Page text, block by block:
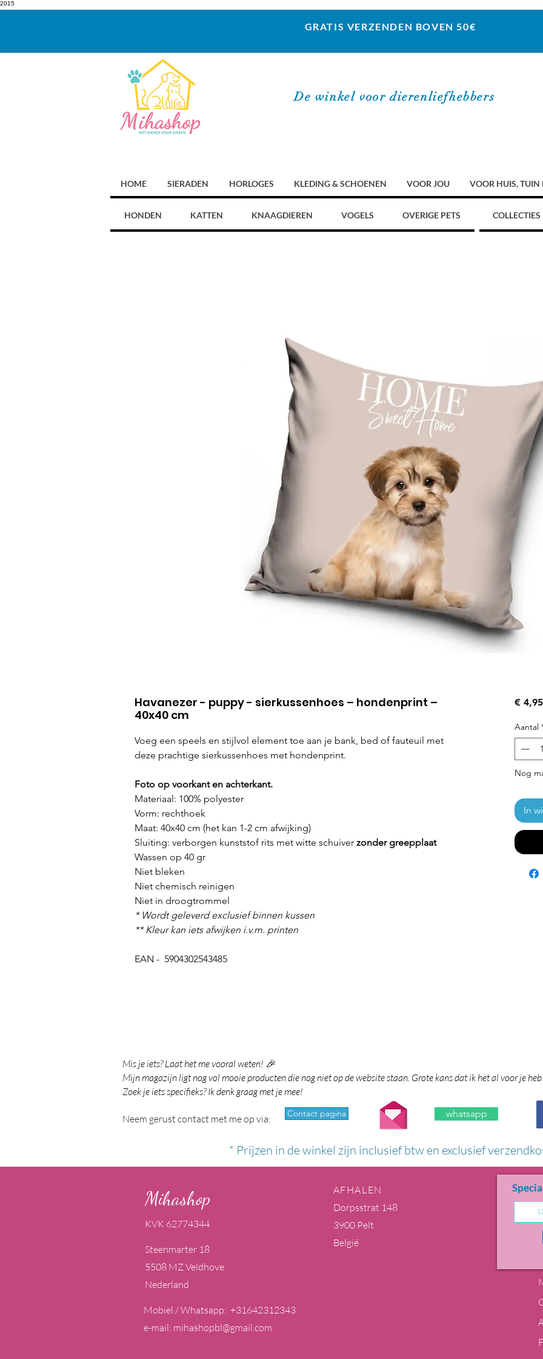
2015
GRATIS VERZENDEN BOVEN 50€
De winkel voor dierenliefhebbers
HOME SIERADEN HORLOGES KLEDING & SCHOENEN VOOR JOU VOOR HUIS, TUIN
HONDEN KATTEN KNAAGDIEREN VOGELS OVERIGE PETS COLLECTIES
Havanezer - puppy - sierkussenhoes – hondenprint –
40x40 cm
Voeg een speels en stijlvol element toe aan je bank, bed of fauteuil met
deze prachtige sierkussenhoes met hondenprint.
Foto op voorkant en achterkant.
Materiaal: 100% polyester
Vorm: rechthoek
Maat: 40x40 cm (het kan 1-2 cm afwijking)
Sluiting: verborgen kunststof rits met witte schuiver zonder greepplaat
Wassen op 40 gr
Niet bleken
Niet chemisch reinigen
Niet in droogtrommel
* Wordt geleverd exclusief binnen kussen
** Kleur kan iets afwijken i.v.m. printen
EAN - 5904302543485
€ 4,95
Aantal
Nog
In
Mis je iets? Laat het me vooral weten! 🎉
Mijn magazijn ligt nog vol mooie producten die nog niet op de website staan. Grote kans dat ik het al voor je
Zoek je iets specifieks? Ik denk graag met je mee!
Neem gerust contact met me op via: Contact pagina whatsapp
* Prijzen in de winkel zijn inclusief btw en exclusief
Mihashop
KVK 62774344
Steenmarter 18
5508 MZ Veldhove
Nederland
Mobiel / Whatsapp: +31642312343
e-mail: mihashopbl@gmail.com
AFHALEN
Dorpsstrat 148
3900 Pelt
België